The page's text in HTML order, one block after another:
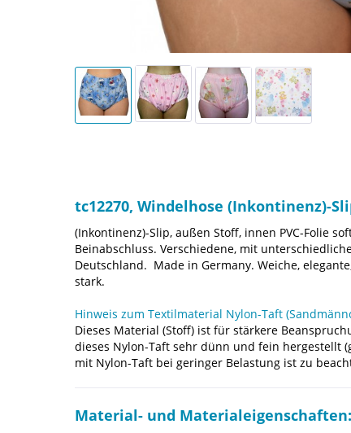
tc12270, Windelhose (Inkontinenz)-
(Inkontinenz)-Slip, außen Stoff, innen PVC-Folie
Beinabschluss. Verschiedene, mit
Deutschland. Made in Germany. Weiche,
stark.
Hinweis zum Textilmaterial Nylon-Taft
Dieses Material (Stoff) ist für stärkere
dieses Nylon-Taft sehr dünn und fein hergestellt
mit Nylon-Taft bei geringer Belastung ist zu
Material- und Materialeigenschaften: